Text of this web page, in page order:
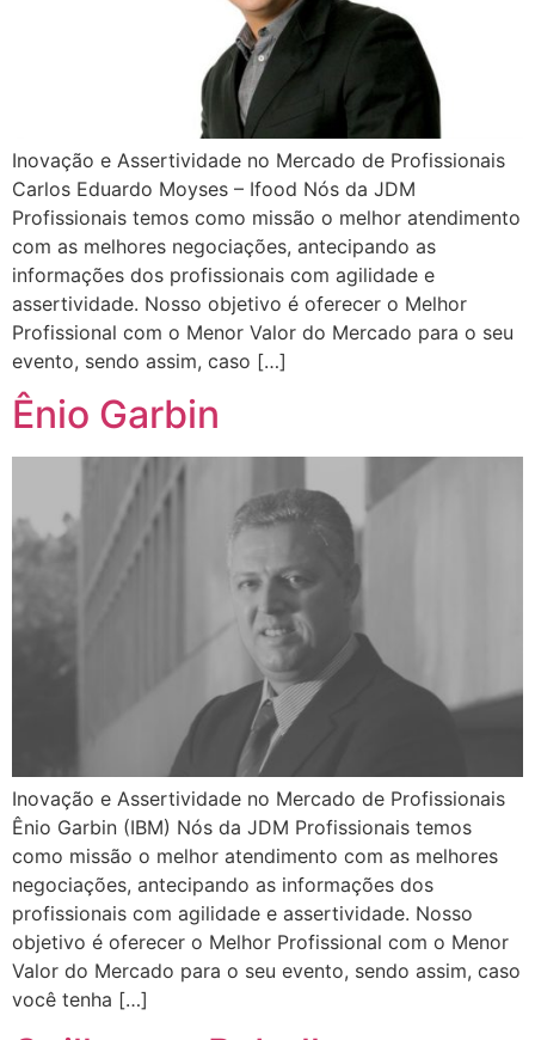
Inovação e Assertividade no Mercado de Profissionais
Carlos Eduardo Moyses – Ifood Nós da JDM
Profissionais temos como missão o melhor atendimento
com as melhores negociações, antecipando as
informações dos profissionais com agilidade e
assertividade. Nosso objetivo é oferecer o Melhor
Profissional com o Menor Valor do Mercado para o seu
evento, sendo assim, caso […]
Ênio Garbin
Inovação e Assertividade no Mercado de Profissionais
Ênio Garbin (IBM) Nós da JDM Profissionais temos
como missão o melhor atendimento com as melhores
negociações, antecipando as informações dos
profissionais com agilidade e assertividade. Nosso
objetivo é oferecer o Melhor Profissional com o Menor
Valor do Mercado para o seu evento, sendo assim, caso
você tenha […]